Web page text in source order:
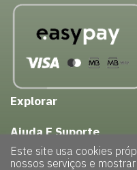
Explorar
Ajuda E Suporte
Este site usa cookies
nossos serviços e